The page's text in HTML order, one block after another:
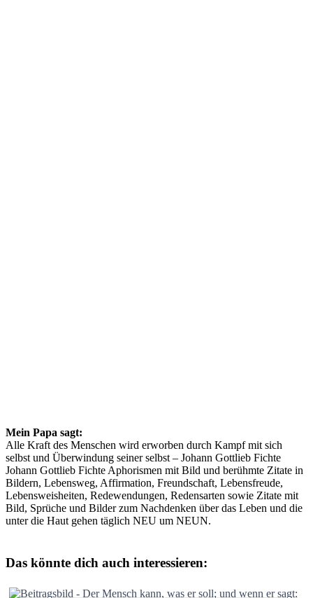
Mein Papa sagt:
Alle Kraft des Menschen wird erworben durch Kampf mit sich
selbst und Überwindung seiner selbst – Johann Gottlieb Fichte
Johann Gottlieb Fichte Aphorismen mit Bild und berühmte Zitate in
Bildern, Lebensweg, Affirmation, Freundschaft, Lebensfreude,
Lebensweisheiten, Redewendungen, Redensarten sowie Zitate mit
Bild, Sprüche und Bilder zum Nachdenken über das Leben und die
unter die Haut gehen täglich NEU um NEUN.
Das könnte dich auch interessieren: